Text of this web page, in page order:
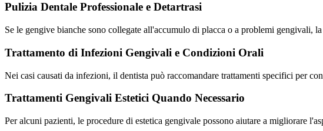
Pulizia Dentale Professionale e Detartrasi
Se le gengive bianche sono collegate all'accumulo di placca o a problemi gengivali,
Trattamento di Infezioni Gengivali e Condizioni Orali
Nei casi causati da infezioni, il dentista può raccomandare trattamenti specifici per
Trattamenti Gengivali Estetici Quando Necessario
Per alcuni pazienti, le procedure di estetica gengivale possono aiutare a migliorare